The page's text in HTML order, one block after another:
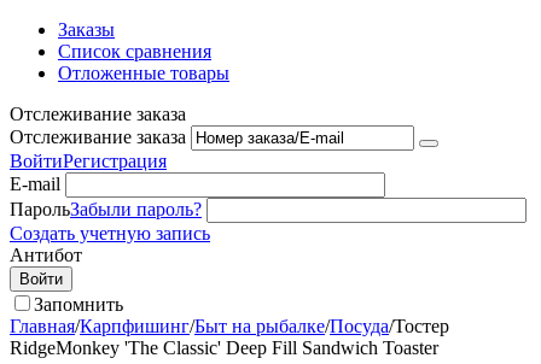
Заказы
Список сравнения
Отложенные товары
Отслеживание заказа
Отслеживание заказа
ВойтиРегистрация
E-mail
ПарольЗабыли пароль?
Создать учетную запись
Антибот
Войти
Запомнить
Главная/Карпфишинг/Быт на рыбалке/Посуда/Тостер
RidgeMonkey 'The Classic' Deep Fill Sandwich Toaster